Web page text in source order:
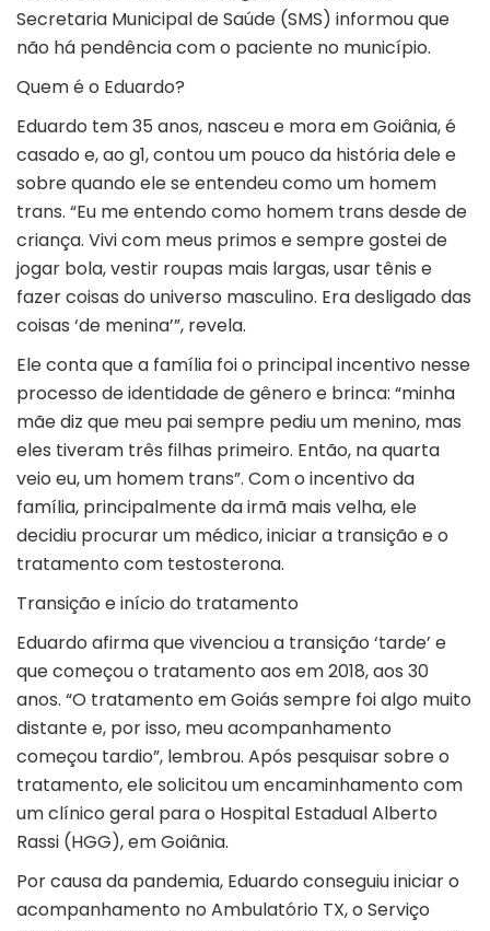
Secretaria Municipal de Saúde (SMS) informou que
não há pendência com o paciente no município.
Quem é o Eduardo?
Eduardo tem 35 anos, nasceu e mora em Goiânia, é
casado e, ao g1, contou um pouco da história dele e
sobre quando ele se entendeu como um homem
trans. “Eu me entendo como homem trans desde de
criança. Vivi com meus primos e sempre gostei de
jogar bola, vestir roupas mais largas, usar tênis e
fazer coisas do universo masculino. Era desligado das
coisas ‘de menina’”, revela.
Ele conta que a família foi o principal incentivo nesse
processo de identidade de gênero e brinca: “minha
mãe diz que meu pai sempre pediu um menino, mas
eles tiveram três filhas primeiro. Então, na quarta
veio eu, um homem trans”. Com o incentivo da
família, principalmente da irmã mais velha, ele
decidiu procurar um médico, iniciar a transição e o
tratamento com testosterona.
Transição e início do tratamento
Eduardo afirma que vivenciou a transição ‘tarde’ e
que começou o tratamento aos em 2018, aos 30
anos. “O tratamento em Goiás sempre foi algo muito
distante e, por isso, meu acompanhamento
começou tardio”, lembrou. Após pesquisar sobre o
tratamento, ele solicitou um encaminhamento com
um clínico geral para o Hospital Estadual Alberto
Rassi (HGG), em Goiânia.
Por causa da pandemia, Eduardo conseguiu iniciar o
acompanhamento no Ambulatório TX, o Serviço